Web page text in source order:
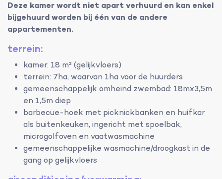
Deze kamer wordt niet apart verhuurd en kan enkel
bijgehuurd worden bij één van de andere
appartementen.
terrein:
kamer: 18 m² (gelijkvloers)
terrein: 7ha, waarvan 1ha voor de huurders
gemeenschappelijk omheind zwembad: 18mx3,5m
en 1,5m diep
barbecue-hoek met picknickbanken en huifkar
als buitenkeuken, ingericht met spoelbak,
microgolfoven en vaatwasmachine
gemeenschappelijke wasmachine/droogkast in de
gang op gelijkvloers